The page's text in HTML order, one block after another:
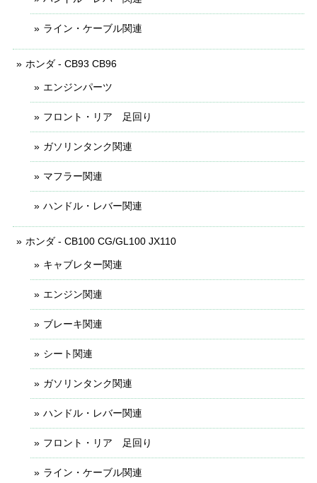
ライン・ケーブル関連
ホンダ - CB93 CB96
エンジンパーツ
フロント・リア 足回り
ガソリンタンク関連
マフラー関連
ハンドル・レバー関連
ホンダ - CB100 CG/GL100 JX110
キャブレター関連
エンジン関連
ブレーキ関連
シート関連
ガソリンタンク関連
ハンドル・レバー関連
フロント・リア 足回り
ライン・ケーブル関連